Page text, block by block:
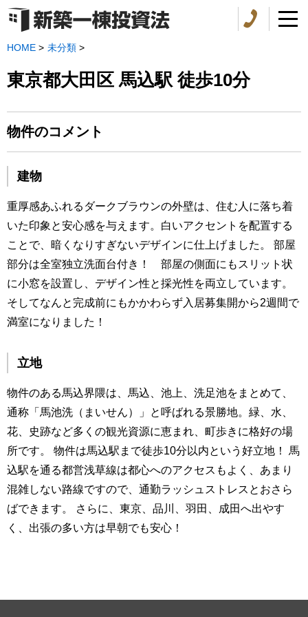
HOME > 未分類 >
東京都大田区 馬込駅 徒歩10分
物件のコメント
建物
重厚感あふれるダークブラウンの外壁は、住む人に落ち着
いた印象と安心感を与えます。白いアクセントを配置する
ことで、暗くなりすぎないデザインに仕上げました。 部屋
部分は全室独立洗面台付き！ 部屋の側面にもスリット状
に小窓を設置し、デザイン性と採光性を両立しています。
そしてなんと完成前にもかかわらず入居募集開から2週間で
満室になりました！
立地
物件のある馬込界隈は、馬込、池上、洗足池をまとめて、
通称「馬池洗（まいせん）」と呼ばれる景勝地。緑、水、
花、史跡など多くの観光資源に恵まれ、町歩きに格好の場
所です。 物件は馬込駅まで徒歩10分以内という好立地！ 馬
込駅を通る都営浅草線は都心へのアクセスもよく、あまり
混雑しない路線ですので、通勤ラッシュストレスとおさら
ばできます。 さらに、東京、品川、羽田、成田へ出やす
く、出張の多い方は早朝でも安心！